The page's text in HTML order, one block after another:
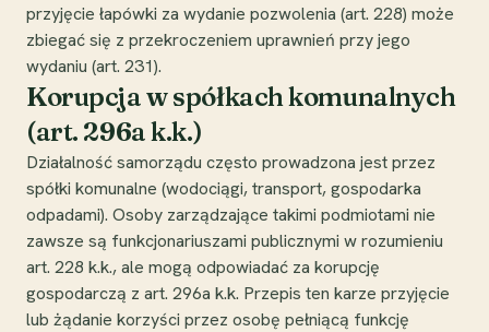
przyjęcie łapówki za wydanie pozwolenia (art. 228) może
zbiegać się z przekroczeniem uprawnień przy jego
wydaniu (art. 231).
Korupcja w spółkach komunalnych
(art. 296a k.k.)
Działalność samorządu często prowadzona jest przez
spółki komunalne (wodociągi, transport, gospodarka
odpadami). Osoby zarządzające takimi podmiotami nie
zawsze są funkcjonariuszami publicznymi w rozumieniu
art. 228 k.k., ale mogą odpowiadać za korupcję
gospodarczą z art. 296a k.k. Przepis ten karze przyjęcie
lub żądanie korzyści przez osobę pełniącą funkcję